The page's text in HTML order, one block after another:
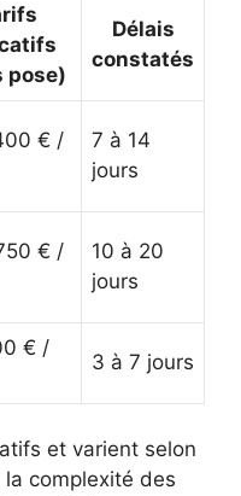
pose)
Délais
constatés
€ /
7 à 14
jours
€ /
10 à 20
jours
€ /
3 à 7 jours
et varient selon
la complexité des